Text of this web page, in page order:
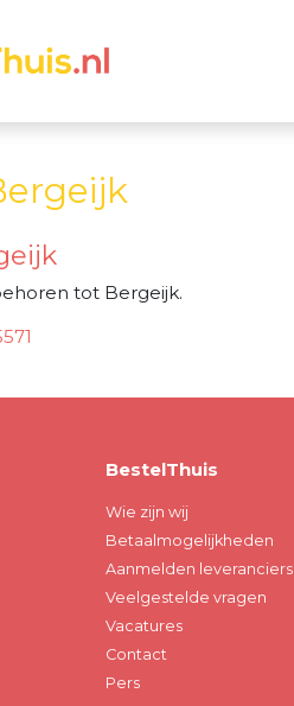
tot Bergeijk.
BestelThuis
Wie zijn wij
Betaalmogelijkheden
Aanmelden leveranciers
Veelgestelde vragen
Vacatures
Contact
Pers